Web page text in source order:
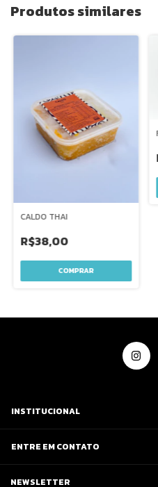
Produtos similares
CALDO THAI
R$38,00
INSTITUCIONAL
ENTRE EM CONTATO
NEWSLETTER